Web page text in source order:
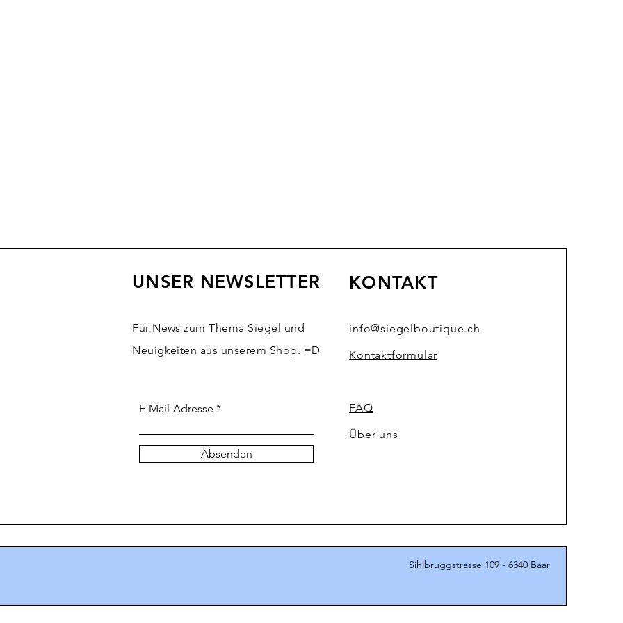
UNSER NEWSLETTER
Für News zum Thema Siegel und
Neuigkeiten aus unserem Shop. =D
E-Mail-Adresse
Absenden
KONTAKT
info@siegelboutique.ch
Kontaktformular
FAQ
Über uns
Sihlbruggstrasse 109 - 6340 Baar